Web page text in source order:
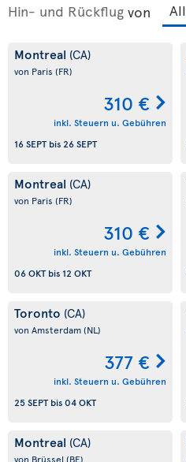
Hin- und Rückflug von
Montreal (CA)
von Paris (FR)
310 €
inkl. Steuern u. Gebühren
16 SEPTbis26 SEPT
Montreal (CA)
von Paris (FR)
310 €
inkl. Steuern u. Gebühren
06 OKTbis 12 OKT
Toronto (CA)
von Amsterdam(NL)
377 €
inkl. Steuern u. Gebühren
25 SEPTbis04 OKT
Montreal (CA)
von Brüssel (BE)